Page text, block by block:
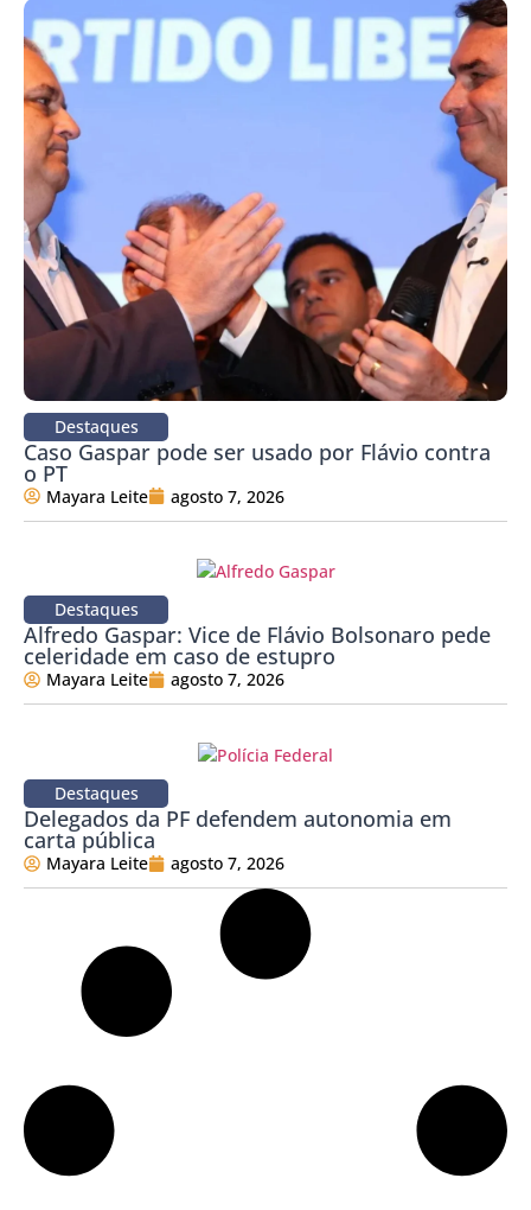
Destaques
Caso Gaspar pode ser usado por Flávio contra
o PT
Mayara Leite agosto 7, 2026
Destaques
Alfredo Gaspar: Vice de Flávio Bolsonaro pede
celeridade em caso de estupro
Mayara Leite agosto 7, 2026
Destaques
Delegados da PF defendem autonomia em
carta pública
Mayara Leite agosto 7, 2026